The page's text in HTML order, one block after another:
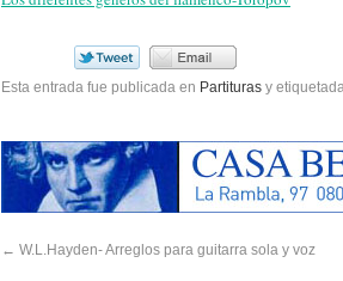
Esta entrada fue publicada en Partituras y etiquetada
← W.L.Hayden- Arreglos para guitarra sola y voz